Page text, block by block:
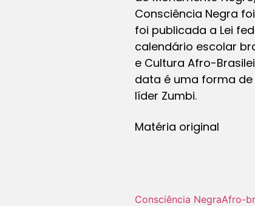
Consciência Negra
foi publicada a Lei
calendário escolar
e Cultura Afro-
data é uma forma
líder Zumbi.
Matéria original
Consciência NegraAfro-